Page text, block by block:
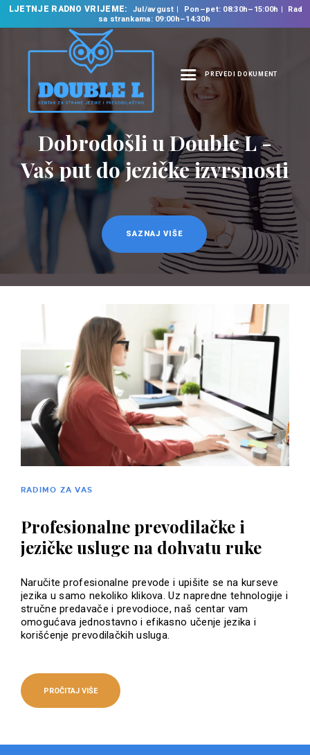
LJETNJE RADNO VRIJEME: Jul/avgust Pon–pet: 08:30h–15:00h
Rad
sa strankama: 09:00h–14:30h
PREVEDI DOKUMENT
NASLOVNA
O NAMA
NAŠE USLUGE
ŠKOLA STRANIH
JEZIKA
PREVODILAČKI BIRO
KURSEVI
NOVOSTI
KONTAKT
Prevodilačke usluge
na 35 jezika
SAZNAJ VIŠE
RADIMO ZA VAS
Profesionalne prevodilačke i
jezičke usluge na dohvatu ruke
Naručite profesionalne prevode i upišite se na kurseve
jezika u samo nekoliko klikova. Uz napredne tehnologije i
stručne predavače i prevodioce, naš centar vam
omogućava jednostavno i efikasno učenje jezika i
korišćenje prevodilačkih usluga.
PROČITAJ VIŠE